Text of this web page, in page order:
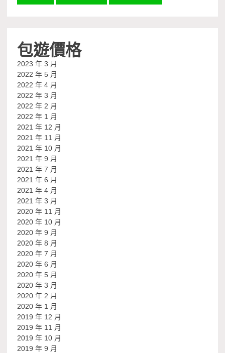
包遊價格
2023 年 3 月
2022 年 5 月
2022 年 4 月
2022 年 3 月
2022 年 2 月
2022 年 1 月
2021 年 12 月
2021 年 11 月
2021 年 10 月
2021 年 9 月
2021 年 7 月
2021 年 6 月
2021 年 4 月
2021 年 3 月
2020 年 11 月
2020 年 10 月
2020 年 9 月
2020 年 8 月
2020 年 7 月
2020 年 6 月
2020 年 5 月
2020 年 3 月
2020 年 2 月
2020 年 1 月
2019 年 12 月
2019 年 11 月
2019 年 10 月
2019 年 9 月